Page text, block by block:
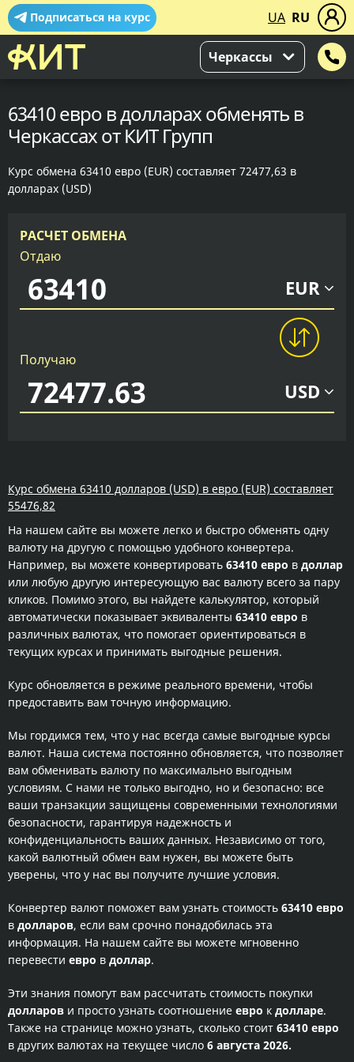
Подписаться на курс UA RU
Черкассы
63410 евро в долларах обменять в
Черкассах от КИТ Групп
Курс обмена 63410 евро (EUR) составляет 72477,63 в
долларах (USD)
РАСЧЕТ ОБМЕНА
Отдаю
EUR
Получаю
USD
Курс обмена 63410 долларов (USD) в евро (EUR) составляет
55476,82
На нашем сайте вы можете легко и быстро обменять одну
валюту на другую с помощью удобного конвертера.
Например, вы можете конвертировать 63410 евро в доллар
или любую другую интересующую вас валюту всего за пару
кликов. Помимо этого, вы найдете калькулятор, который
автоматически показывает эквиваленты 63410 евро в
различных валютах, что помогает ориентироваться в
текущих курсах и принимать выгодные решения.
Курс обновляется в режиме реального времени, чтобы
предоставить вам точную информацию.
Мы гордимся тем, что у нас всегда самые выгодные курсы
валют. Наша система постоянно обновляется, что позволяет
вам обменивать валюту по максимально выгодным
условиям. С нами не только выгодно, но и безопасно: все
ваши транзакции защищены современными технологиями
безопасности, гарантируя надежность и
конфиденциальность ваших данных. Независимо от того,
какой валютный обмен вам нужен, вы можете быть
уверены, что у нас вы получите лучшие условия.
Конвертер валют поможет вам узнать стоимость 63410 евро
в долларов, если вам срочно понадобилась эта
информация. На нашем сайте вы можете мгновенно
перевести евро в доллар.
Эти знания помогут вам рассчитать стоимость покупки
долларов и просто узнать соотношение евро к долларе.
Также на странице можно узнать, сколько стоит 63410 евро
в других валютах на текущее число 6 августа 2026.